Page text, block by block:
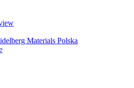
Materials Polska